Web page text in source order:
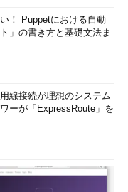
！ Puppetにおける自動
」の書き方と基礎文法ま
線接続が理想のシステム
ーが「ExpressRoute」を